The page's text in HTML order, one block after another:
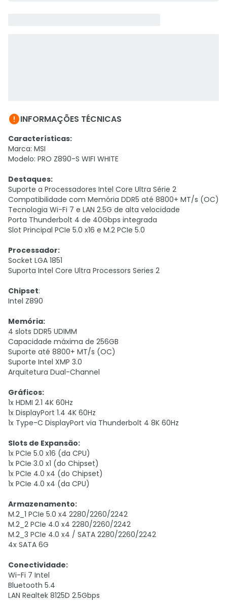
INFORMAÇÕES TÉCNICAS
Características:
Marca: MSI
Modelo: PRO Z890-S WIFI WHITE
Destaques:
Suporte a Processadores Intel Core Ultra Série 2
Compatibilidade com Memória DDR5 até 8800+ MT/s (OC)
Tecnologia Wi-Fi 7 e LAN 2.5G de alta velocidade
Porta Thunderbolt 4 de 40Gbps integrada
Slot Principal PCIe 5.0 x16 e M.2 PCIe 5.0
Processador:
Socket LGA 1851
Suporta Intel Core Ultra Processors Series 2
Chipset:
Intel Z890
Memória:
4 slots DDR5 UDIMM
Capacidade máxima de 256GB
Suporte até 8800+ MT/s (OC)
Suporte Intel XMP 3.0
Arquitetura Dual-Channel
Gráficos:
1x HDMI 2.1 4K 60Hz
1x DisplayPort 1.4 4K 60Hz
1x Type-C DisplayPort via Thunderbolt 4 8K 60Hz
Slots de Expansão:
1x PCIe 5.0 x16 (da CPU)
1x PCIe 3.0 x1 (do Chipset)
1x PCIe 4.0 x4 (do Chipset)
1x PCIe 4.0 x4 (da CPU)
Armazenamento:
M.2_1 PCIe 5.0 x4 2280/2260/2242
M.2_2 PCIe 4.0 x4 2280/2260/2242
M.2_3 PCIe 4.0 x4 / SATA 2280/2260/2242
4x SATA 6G
Conectividade:
Wi-Fi 7 Intel
Bluetooth 5.4
LAN Realtek 8125D 2.5Gbps